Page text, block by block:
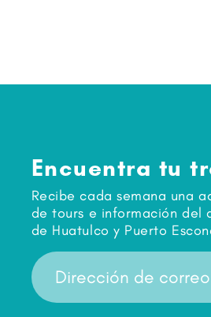
Encuentra tu
Recibe cada semana una
de tours e información del
de Huatulco y Puerto